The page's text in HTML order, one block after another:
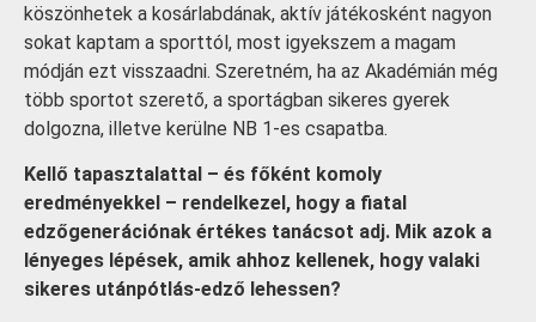
köszönhetek a kosárlabdának, aktív játékosként nagyon
sokat kaptam a sporttól, most igyekszem a magam
módján ezt visszaadni. Szeretném, ha az Akadémián még
több sportot szerető, a sportágban sikeres gyerek
dolgozna, illetve kerülne NB 1-es csapatba.
Kellő tapasztalattal – és főként komoly
eredményekkel – rendelkezel, hogy a fiatal
edzőgenerációnak értékes tanácsot adj. Mik azok a
lényeges lépések, amik ahhoz kellenek, hogy valaki
sikeres utánpótlás-edző lehessen?